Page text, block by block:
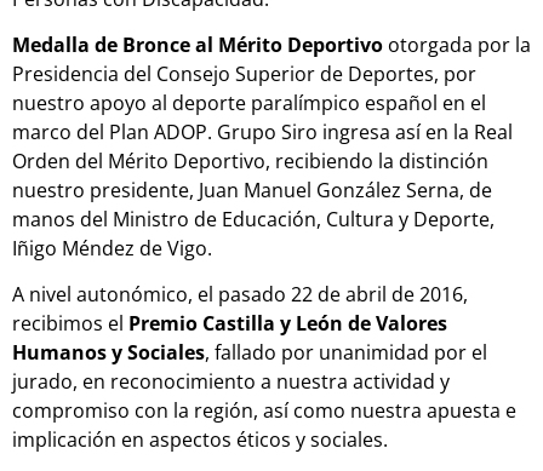
Medalla de Bronce al Mérito Deportivo otorgada por la
Presidencia del Consejo Superior de Deportes, por
nuestro apoyo al deporte paralímpico español en el
marco del Plan ADOP. Grupo Siro ingresa así en la Real
Orden del Mérito Deportivo, recibiendo la distinción
nuestro presidente, Juan Manuel González Serna, de
manos del Ministro de Educación, Cultura y Deporte,
Iñigo Méndez de Vigo.
A nivel autonómico, el pasado 22 de abril de 2016,
recibimos el Premio Castilla y León de Valores
Humanos y Sociales, fallado por unanimidad por el
jurado, en reconocimiento a nuestra actividad y
compromiso con la región, así como nuestra apuesta e
implicación en aspectos éticos y sociales.